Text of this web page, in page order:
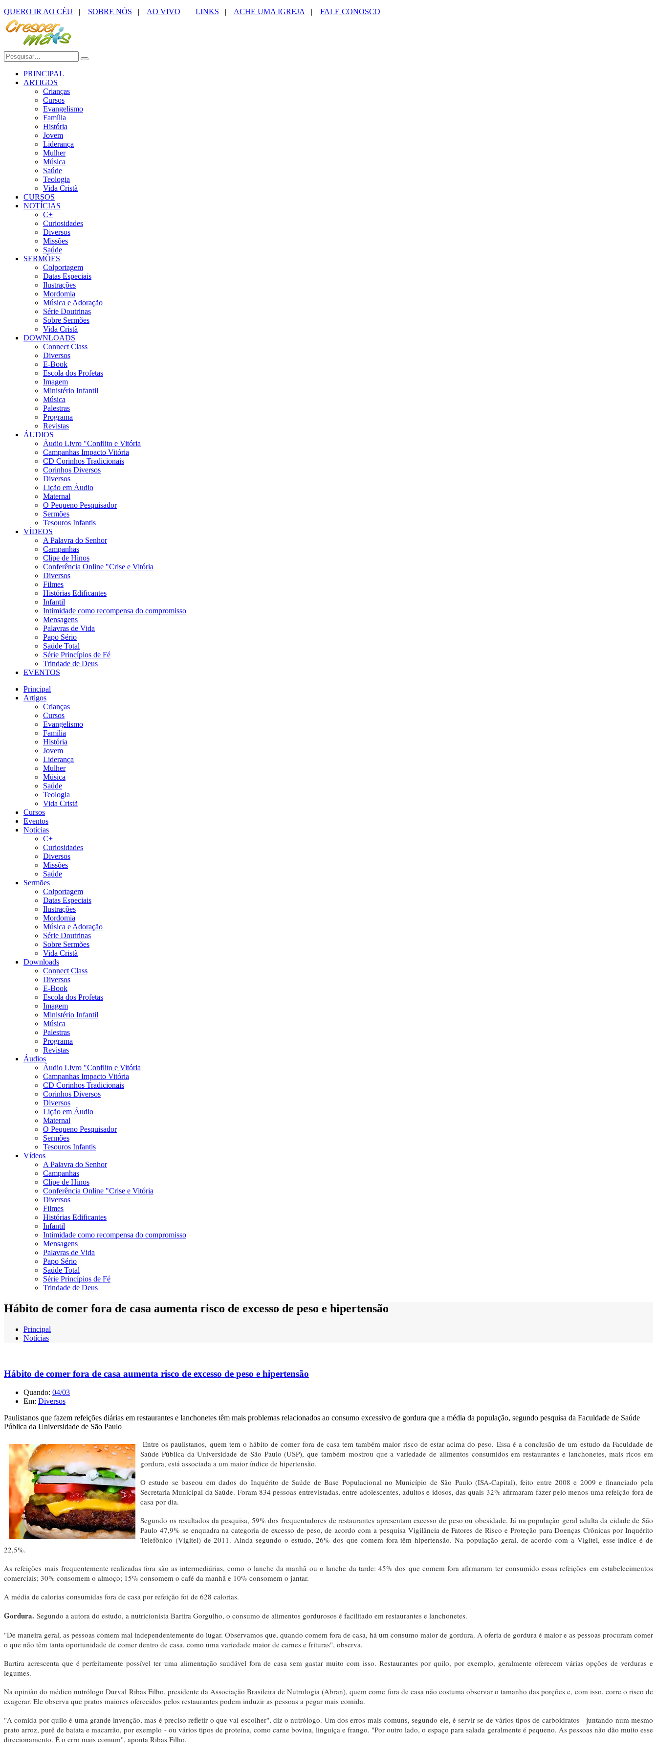
QUERO IR AO CÉU | SOBRE NÓS | AO VIVO | LINKS | ACHE UMA IGREJA | FALE CONOSCO
PRINCIPAL
ARTIGOS
Crianças
Cursos
Evangelismo
Família
História
Jovem
Liderança
Mulher
Música
Saúde
Teologia
Vida Cristã
CURSOS
NOTÍCIAS
C+
Curiosidades
Diversos
Missões
Saúde
SERMÕES
Colportagem
Datas Especiais
Ilustrações
Mordomia
Música e Adoração
Série Doutrinas
Sobre Sermões
Vida Cristã
DOWNLOADS
Connect Class
Diversos
E-Book
Escola dos Profetas
Imagem
Ministério Infantil
Música
Palestras
Programa
Revistas
ÁUDIOS
Áudio Livro "Conflito e Vitória
Campanhas Impacto Vitória
CD Corinhos Tradicionais
Corinhos Diversos
Diversos
Lição em Áudio
Maternal
O Pequeno Pesquisador
Sermões
Tesouros Infantis
VÍDEOS
A Palavra do Senhor
Campanhas
Clipe de Hinos
Conferência Online "Crise e Vitória
Diversos
Filmes
Histórias Edificantes
Infantil
Intimidade como recompensa do compromisso
Mensagens
Palavras de Vida
Papo Sério
Saúde Total
Série Princípios de Fé
Trindade de Deus
EVENTOS
Principal
Artigos
Crianças
Cursos
Evangelismo
Família
História
Jovem
Liderança
Mulher
Música
Saúde
Teologia
Vida Cristã
Cursos
Eventos
Notícias
C+
Curiosidades
Diversos
Missões
Saúde
Sermões
Colportagem
Datas Especiais
Ilustrações
Mordomia
Música e Adoração
Série Doutrinas
Sobre Sermões
Vida Cristã
Downloads
Connect Class
Diversos
E-Book
Escola dos Profetas
Imagem
Ministério Infantil
Música
Palestras
Programa
Revistas
Áudios
Áudio Livro "Conflito e Vitória
Campanhas Impacto Vitória
CD Corinhos Tradicionais
Corinhos Diversos
Diversos
Lição em Áudio
Maternal
O Pequeno Pesquisador
Sermões
Tesouros Infantis
Vídeos
A Palavra do Senhor
Campanhas
Clipe de Hinos
Conferência Online "Crise e Vitória
Diversos
Filmes
Histórias Edificantes
Infantil
Intimidade como recompensa do compromisso
Mensagens
Palavras de Vida
Papo Sério
Saúde Total
Série Princípios de Fé
Trindade de Deus
Hábito de comer fora de casa aumenta risco de excesso de peso e hipertensão
Principal
Notícias
Hábito de comer fora de casa aumenta risco de excesso de peso e hipertensão
Quando: 04/03
Em: Diversos
Paulistanos que fazem refeições diárias em restaurantes e lanchonetes têm mais problemas relacionados ao consumo excessivo de gordura que a média da população, segundo pesquisa da Faculdade de Saúde
Pública da Universidade de São Paulo
Entre os paulistanos, quem tem o hábito de comer fora de casa tem também maior risco de estar acima do peso. Essa é a conclusão de um estudo da Faculdade de
Saúde Pública da Universidade de São Paulo (USP), que também mostrou que a variedade de alimentos consumidos em restaurantes e lanchonetes, mais ricos em
gordura, está associada a um maior índice de hipertensão.
O estudo se baseou em dados do Inquérito de Saúde de Base Populacional no Município de São Paulo (ISA-Capital), feito entre 2008 e 2009 e financiado pela
Secretaria Municipal da Saúde. Foram 834 pessoas entrevistadas, entre adolescentes, adultos e idosos, das quais 32% afirmaram fazer pelo menos uma refeição fora de
casa por dia.
Segundo os resultados da pesquisa, 59% dos frequentadores de restaurantes apresentam excesso de peso ou obesidade. Já na população geral adulta da cidade de São
Paulo 47,9% se enquadra na categoria de excesso de peso, de acordo com a pesquisa Vigilância de Fatores de Risco e Proteção para Doenças Crônicas por Inquérito
Telefônico (Vigitel) de 2011. Ainda segundo o estudo, 26% dos que comem fora têm hipertensão. Na população geral, de acordo com a Vigitel, esse índice é de
22,5%.
As refeições mais frequentemente realizadas fora são as intermediárias, como o lanche da manhã ou o lanche da tarde: 45% dos que comem fora afirmaram ter consumido essas refeições em estabelecimentos
comerciais; 30% consomem o almoço; 15% consomem o café da manhã e 10% consomem o jantar.
A média de calorias consumidas fora de casa por refeição foi de 628 calorias.
Gordura. Segundo a autora do estudo, a nutricionista Bartira Gorgulho, o consumo de alimentos gordurosos é facilitado em restaurantes e lanchonetes.
"De maneira geral, as pessoas comem mal independentemente do lugar. Observamos que, quando comem fora de casa, há um consumo maior de gordura. A oferta de gordura é maior e as pessoas procuram comer
o que não têm tanta oportunidade de comer dentro de casa, como uma variedade maior de carnes e frituras", observa.
Bartira acrescenta que é perfeitamente possível ter uma alimentação saudável fora de casa sem gastar muito com isso. Restaurantes por quilo, por exemplo, geralmente oferecem várias opções de verduras e
legumes.
Na opinião do médico nutrólogo Durval Ribas Filho, presidente da Associação Brasileira de Nutrologia (Abran), quem come fora de casa não costuma observar o tamanho das porções e, com isso, corre o risco de
exagerar. Ele observa que pratos maiores oferecidos pelos restaurantes podem induzir as pessoas a pegar mais comida.
"A comida por quilo é uma grande invenção, mas é preciso refletir o que vai escolher", diz o nutrólogo. Um dos erros mais comuns, segundo ele, é servir-se de vários tipos de carboidratos - juntando num mesmo
prato arroz, purê de batata e macarrão, por exemplo - ou vários tipos de proteína, como carne bovina, linguiça e frango. "Por outro lado, o espaço para salada geralmente é pequeno. As pessoas não dão muito esse
direcionamento. É o erro mais comum", aponta Ribas Filho.